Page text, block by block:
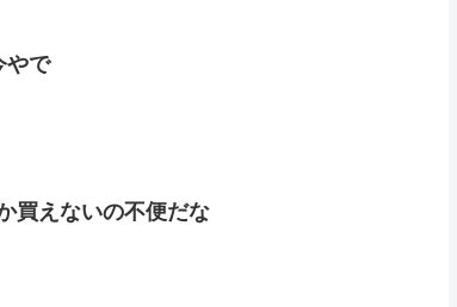
やで
買えないの不便だな